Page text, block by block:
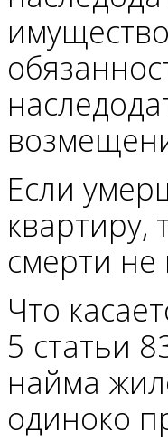
Если
квартиру,
смерти не
Что
5 статьи
найма
одиноко